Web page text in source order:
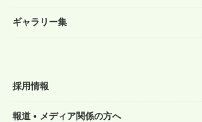
ギャラリー集
採用情報
報道 • メディア関係の方へ